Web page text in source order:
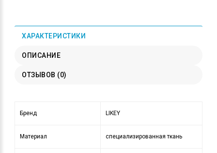
ХАРАКТЕРИСТИКИ
ОПИСАНИЕ
ОТЗЫВОВ (0)
Бренд LIKEY
Материал специализированная ткань